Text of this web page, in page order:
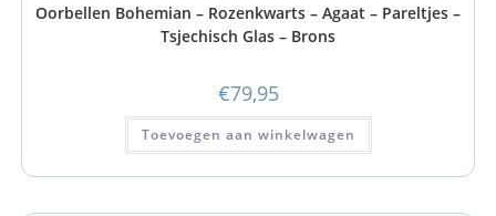
Oorbellen Bohemian – Rozenkwarts – Agaat – Pareltjes –
Tsjechisch Glas – Brons
€79,95
Toevoegen aan winkelwagen